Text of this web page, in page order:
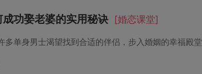
功娶老婆的实用秘诀 [婚恋课堂]